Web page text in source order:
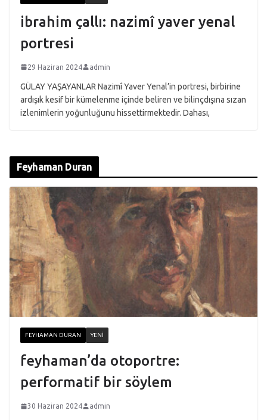
ibrahim çallı: nazimî yaver yenal
portresi
29 Haziran 2024 admin
GÜLAY YAŞAYANLAR Nazimî Yaver Yenal’in portresi, birbirine
ardışık kesif bir kümelenme içinde beliren ve bilinçdışına sızan
izlenimlerin yoğunluğunu hissettirmektedir. Dahası,
Feyhaman Duran
FEYHAMAN DURAN YENI
feyhaman’da otoportre:
performatif bir söylem
30 Haziran 2024 admin